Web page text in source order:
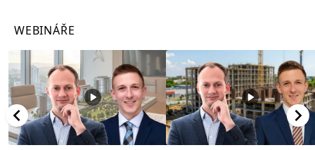
WEBINÁŘE